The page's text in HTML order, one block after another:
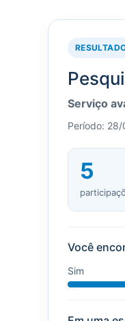
Serviço
Período:
5
Você
Sim